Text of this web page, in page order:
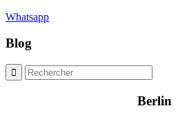
Whatsapp
Blog
Berlin